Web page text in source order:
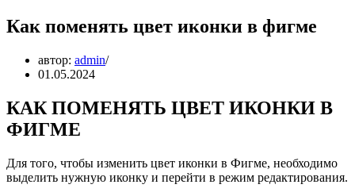
Как поменять цвет иконки в фигме
автор: admin
01.05.2024
КАК ПОМЕНЯТЬ ЦВЕТ ИКОНКИ В
ФИГМЕ
Для того, чтобы изменить цвет иконки в Фигме, необходимо
выделить нужную иконку и перейти в режим редактирования.